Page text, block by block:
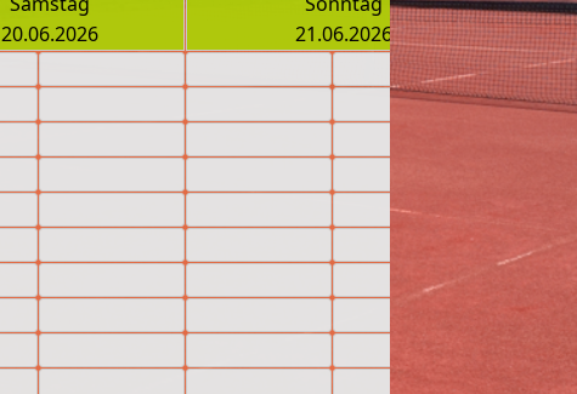
20.06.2026
21.06.2026